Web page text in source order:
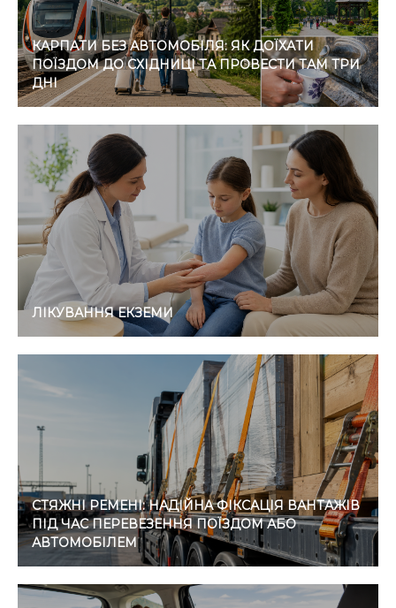
КАРПАТИ БЕЗ АВТОМОБІЛЯ: ЯК ДОЇХАТИ
ПОЇЗДОМ ДО СХІДНИЦІ ТА ПРОВЕСТИ ТАМ ТРИ
ДНІ
ЛІКУВАННЯ ЕКЗЕМИ
СТЯЖНІ РЕМЕНІ: НАДІЙНА ФІКСАЦІЯ ВАНТАЖІВ
ПІД ЧАС ПЕРЕВЕЗЕННЯ ПОЇЗДОМ АБО
АВТОМОБІЛЕМ